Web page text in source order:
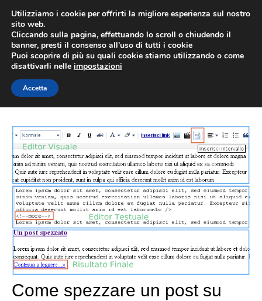
contenuto
more
Come spezzare un post su
Utilizziamo i cookie per offrirti la migliore esperienza sul nostro
sito web.
Cliccando sulla pagina, effettuando lo scroll o chiudendo il
banner, presti il consenso all’uso di tutti i cookie
Puoi scoprire di più su quali cookie stiamo utilizzando o come
disattivarli nelle impostazioni
Accetta